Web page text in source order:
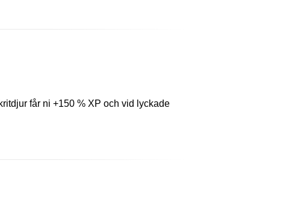
får ni +150 % XP och vid lyckade